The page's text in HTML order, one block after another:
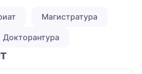
Магистратура
Докторантура